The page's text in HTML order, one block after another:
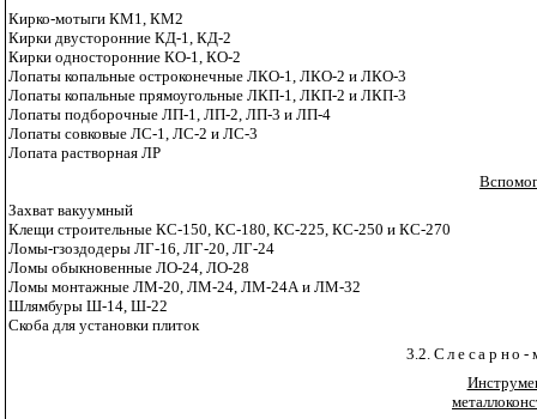
Кирко-мотыги КМ1, КМ2
Кирки двусторонние КД-1, КД-2
Кирки односторонние КО-1, КО-2
Лопаты копальные остроконечные ЛКО-1, ЛКО-2 и ЛКО-3
Лопаты копальные прямоугольные ЛКП-1, ЛКП-2 и ЛКП-3
Лопаты подборочные ЛП-1, ЛП-2, ЛП-3 и ЛП-4
Лопаты совковые ЛС-1, ЛС-2 и ЛС-3
Лопата растворная ЛР
Захват вакуумный
Клещи строительные КС-150, КС-180, КС-225, КС-250 и КС-270
Ломы-гзоздодеры ЛГ-16, ЛГ-20, ЛГ-24
Ломы обыкновенные ЛО-24, ЛО-28
Ломы монтажные ЛМ-20, ЛМ-24, ЛМ-24А и ЛМ-32
Шлямбуры Ш-14, Ш-22
Скоба для установки плиток
3.2.